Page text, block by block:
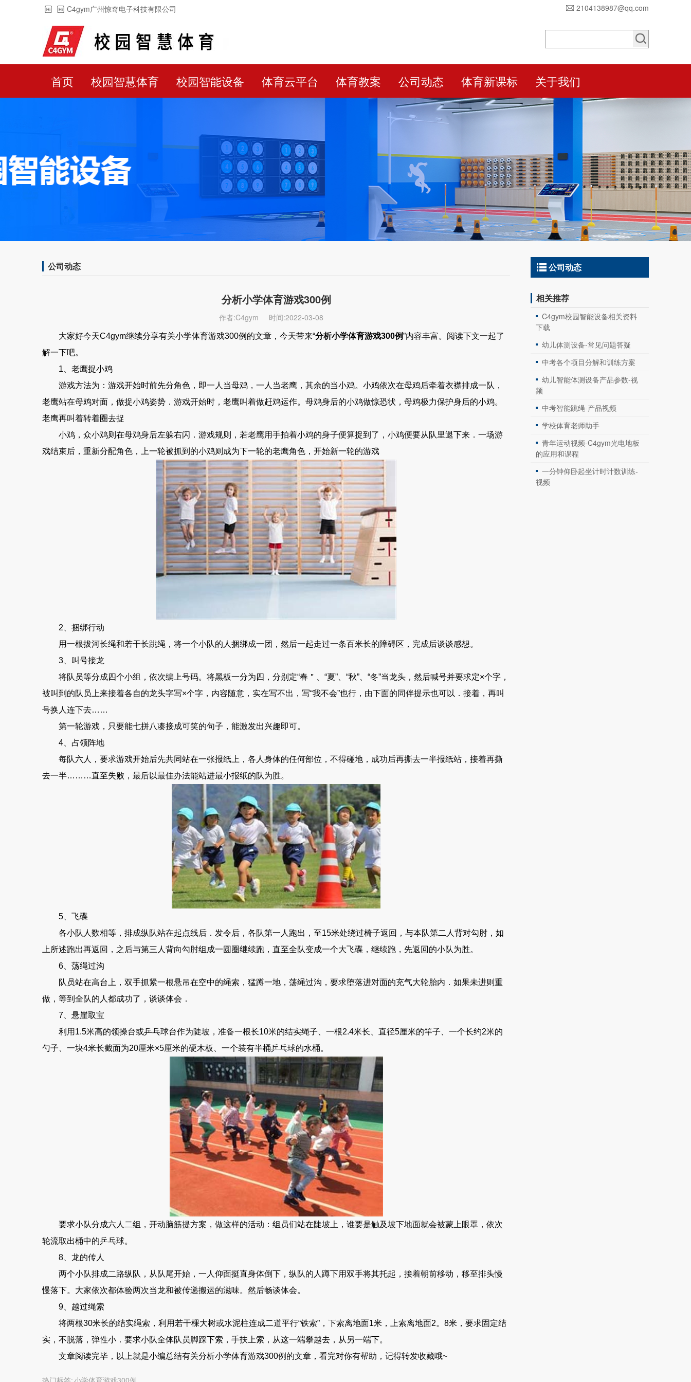
C4gym广州惊奇电子科技有限公司 2104138987@qq.com
首页 校园智慧体育 校园智能设备 体育云平台 体育教案 公司动态 体育新课标 关于我们
公司动态
分析小学体育游戏300例
作者:C4gym 时间:2022-03-08
大家好今天C4gym继续分享有关小学体育游戏300例的文章，今天带来“分析小学体育游戏300例”内容丰富。阅读下文一起了
解一下吧。
1、老鹰捉小鸡
游戏方法为：游戏开始时前先分角色，即一人当母鸡，一人当老鹰，其余的当小鸡。小鸡依次在母鸡后牵着衣襟排成一队，
老鹰站在母鸡对面，做捉小鸡姿势．游戏开始时，老鹰叫着做赶鸡运作。母鸡身后的小鸡做惊恐状，母鸡极力保护身后的小鸡。
老鹰再叫着转着圈去捉
小鸡，众小鸡则在母鸡身后左躲右闪．游戏规则，若老鹰用手拍着小鸡的身子便算捉到了，小鸡便要从队里退下来．一场游
戏结束后，重新分配角色，上一轮被抓到的小鸡则成为下一轮的老鹰角色，开始新一轮的游戏
2、捆绑行动
用一根拔河长绳和若干长跳绳，将一个小队的人捆绑成一团，然后一起走过一条百米长的障碍区，完成后谈谈感想。
3、叫号接龙
将队员等分成四个小组，依次编上号码。将黑板一分为四，分别定“春＂、“夏”、“秋”、“冬”当龙头，然后喊号并要求定×个字，
被叫到的队员上来接着各自的龙头字写×个字，内容随意，实在写不出，写“我不会”也行，由下面的同伴提示也可以．接着，再叫
号换人连下去……
第一轮游戏，只要能七拼八凑接成可笑的句子，能激发出兴趣即可。
4、占领阵地
每队六人，要求游戏开始后先共同站在一张报纸上，各人身体的任何部位，不得碰地，成功后再撕去一半报纸站，接着再撕
去一半………直至失败，最后以最佳办法能站进最小报纸的队为胜。
5、飞碟
各小队人数相等，排成纵队站在起点线后．发令后，各队第一人跑出，至15米处绕过椅子返回，与本队第二人背对勾肘，如
上所述跑出再返回，之后与第三人背向勾肘组成一圆圈继续跑，直至全队变成一个大飞碟，继续跑，先返回的小队为胜。
6、荡绳过沟
队员站在高台上，双手抓紧一根悬吊在空中的绳索，猛蹲一地，荡绳过沟，要求堕落进对面的充气大轮胎内．如果未进则重
做，等到全队的人都成功了，谈谈体会．
7、悬崖取宝
利用1.5米高的领操台或乒乓球台作为陡坡，准备一根长10米的结实绳子、一根2.4米长、直径5厘米的竿子、一个长约2米的
勺子、一块4米长截面为20厘米×5厘米的硬木板、一个装有半桶乒乓球的水桶。
要求小队分成六人二组，开动脑筋提方案，做这样的活动：组员们站在陡坡上，谁要是触及坡下地面就会被蒙上眼罩，依次
轮流取出桶中的乒乓球。
8、龙的传人
两个小队排成二路纵队，从队尾开始，一人仰面挺直身体倒下，纵队的人蹲下用双手将其托起，接着朝前移动，移至排头慢
慢落下。大家依次都体验两次当龙和被传递搬运的滋味。然后畅谈体会。
9、越过绳索
将两根30米长的结实绳索，利用若干棵大树或水泥柱连成二道平行“铁索”，下索离地面1米，上索离地面2。8米，要求固定结
实，不脱落，弹性小．要求小队全体队员脚踩下索，手扶上索，从这一端攀越去，从另一端下。
文章阅读完毕，以上就是小编总结有关分析小学体育游戏300例的文章，看完对你有帮助，记得转发收藏哦~
热门标签:小学体育游戏300例
公司动态
相关推荐
C4gym校园智能设备相关资料
下载
幼儿体测设备-常见问题答疑
中考各个项目分解和训练方案
幼儿智能体测设备产品参数-视
频
中考智能跳绳-产品视频
学校体育老师助手
青年运动视频-C4gym光电地板
的应用和课程
一分钟仰卧起坐计时计数训练-
视频